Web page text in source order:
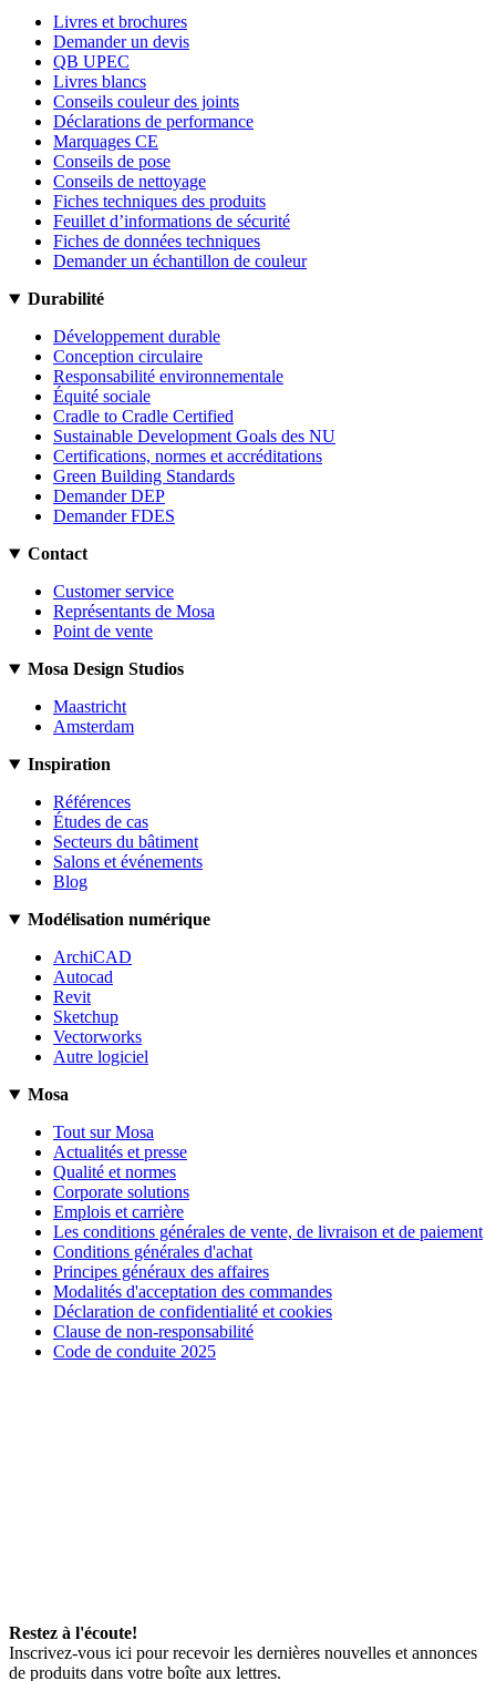
Livres et brochures
Demander un devis
QB UPEC
Livres blancs
Conseils couleur des joints
Déclarations de performance
Marquages CE
Conseils de pose
Conseils de nettoyage
Fiches techniques des produits
Feuillet d’informations de sécurité
Fiches de données techniques
Demander un échantillon de couleur
Durabilité
Développement durable
Conception circulaire
Responsabilité environnementale
Équité sociale
Cradle to Cradle Certified
Sustainable Development Goals des NU
Certifications, normes et accréditations
Green Building Standards
Demander DEP
Demander FDES
Contact
Customer service
Représentants de Mosa
Point de vente
Mosa Design Studios
Maastricht
Amsterdam
Inspiration
Références
Études de cas
Secteurs du bâtiment
Salons et événements
Blog
Modélisation numérique
ArchiCAD
Autocad
Revit
Sketchup
Vectorworks
Autre logiciel
Mosa
Tout sur Mosa
Actualités et presse
Qualité et normes
Corporate solutions
Emplois et carrière
Les conditions générales de vente, de livraison et de paiement
Conditions générales d'achat
Principes généraux des affaires
Modalités d'acceptation des commandes
Déclaration de confidentialité et cookies
Clause de non-responsabilité
Code de conduite 2025
Restez à l'écoute!
Inscrivez-vous ici pour recevoir les dernières nouvelles et annonces
de produits dans votre boîte aux lettres.